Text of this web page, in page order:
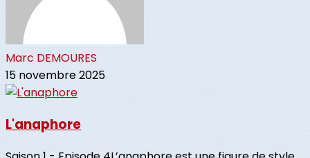
Marc DEMOURES
15 novembre 2025
L'anaphore